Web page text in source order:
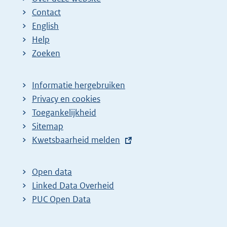
Contact
English
Help
Zoeken
Informatie hergebruiken
Privacy en cookies
Toegankelijkheid
Sitemap
E
t
e
r
Kwetsbaarheid melden
Open data
Linked Data Overheid
PUC Open Data